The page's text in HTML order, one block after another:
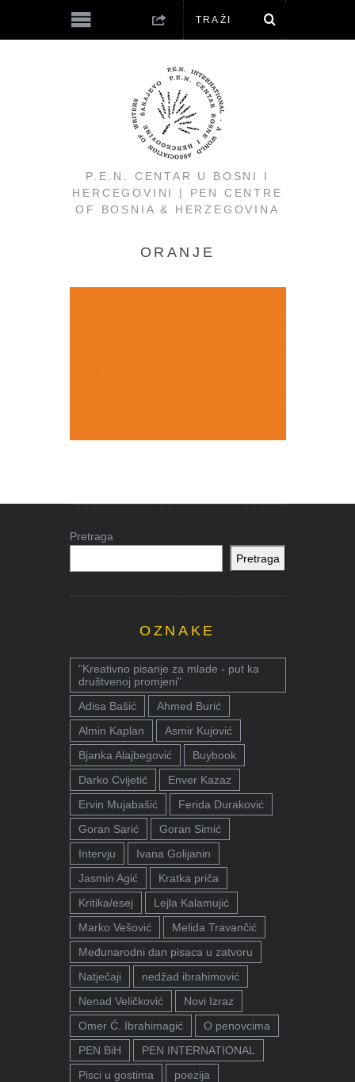
P.E.N. CENTAR U BOSNI I
HERCEGOVINI | PEN CENTRE
OF BOSNIA & HERZEGOVINA
ORANJE
Pretraga
Pretraga
OZNAKE
"Kreativno pisanje za mlade - put ka
društvenoj promjeni"
Adisa Bašić
Ahmed Burić
Almin Kaplan
Asmir Kujović
Bjanka Alajbegović
Buybook
Darko Cvijetić
Enver Kazaz
Ervin Mujabašić
Ferida Duraković
Goran Sarić
Goran Simić
Intervju
Ivana Golijanin
Jasmin Agić
Kratka priča
Kritika/esej
Lejla Kalamujić
Marko Vešović
Melida Travančić
Međunarodni dan pisaca u zatvoru
Natječaji
nedžad ibrahimović
Nenad Veličković
Novi Izraz
Omer Ć. Ibrahimagić
O penovcima
PEN BiH
PEN INTERNATIONAL
Pisci u gostima
poezija